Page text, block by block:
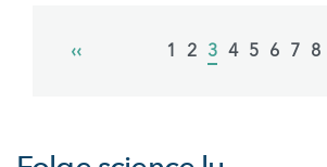
Previous
‹‹ Page
1 Page
2 Current
3 Page
4 Page
5 Page
6 Page
7 8